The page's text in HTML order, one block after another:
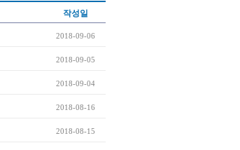
작성일
2018-09-06
2018-09-05
2018-09-04
2018-08-16
2018-08-15